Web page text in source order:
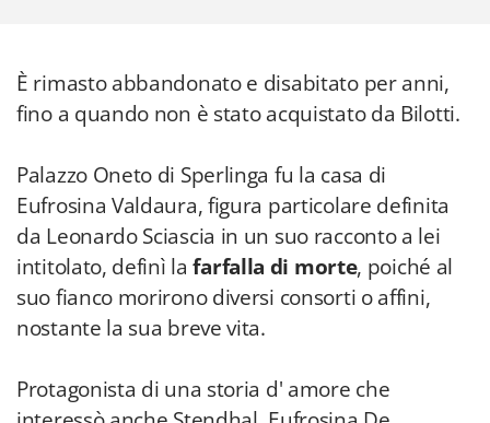
È rimasto abbandonato e disabitato per anni,
fino a quando non è stato acquistato da Bilotti.
Palazzo Oneto di Sperlinga fu la casa di
Eufrosina Valdaura, figura particolare definita
da Leonardo Sciascia in un suo racconto a lei
intitolato, definì lafarfalla di morte, poiché al
suo fianco morirono diversi consorti o affini,
nostante la sua breve vita.
Protagonista di una storia d' amore che